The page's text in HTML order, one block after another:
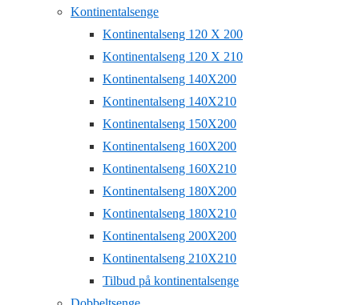
Kontinentalsenge
Kontinentalseng 120 X 200
Kontinentalseng 120 X 210
Kontinentalseng 140X200
Kontinentalseng 140X210
Kontinentalseng 150X200
Kontinentalseng 160X200
Kontinentalseng 160X210
Kontinentalseng 180X200
Kontinentalseng 180X210
Kontinentalseng 200X200
Kontinentalseng 210X210
Tilbud på kontinentalsenge